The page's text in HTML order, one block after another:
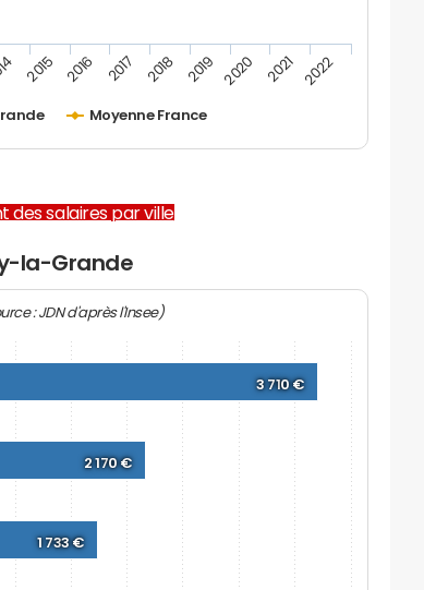
Moyenne France
2015 2016 2017 2018 2019 2020 2021 2022
des salaires par ville
la-Grande
: JDN d'après l'Insee)
3 710 €
2 170 €
1 733 €